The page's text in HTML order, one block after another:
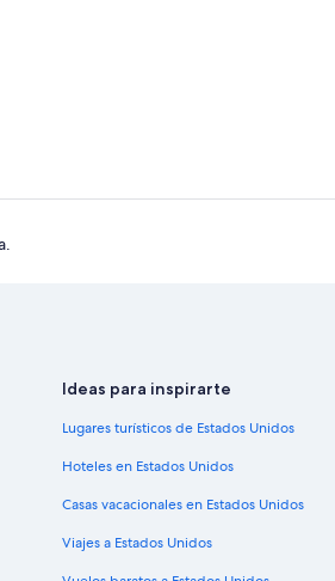
Ideas para inspirarte
Lugares turísticos de Estados Unidos
Hoteles en Estados Unidos
Casas vacacionales en Estados Unidos
Viajes a Estados Unidos